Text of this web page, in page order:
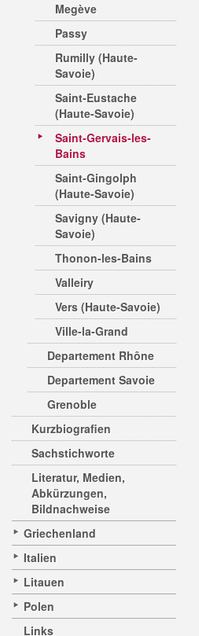
Megève
Passy
Rumilly (Haute-
Savoie)
Saint-Eustache
(Haute-Savoie)
Saint-Gervais-les-
Bains
Saint-Gingolph
(Haute-Savoie)
Savigny (Haute-
Savoie)
Thonon-les-Bains
Valleiry
Vers (Haute-Savoie)
Ville-la-Grand
Departement Rhône
Departement Savoie
Grenoble
Kurzbiografien
Sachstichworte
Literatur, Medien,
Abkürzungen,
Bildnachweise
Griechenland
Italien
Litauen
Polen
Links